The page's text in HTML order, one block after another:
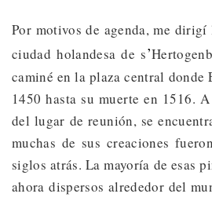
Por motivos de agenda, me dirigí
ciudad holandesa de s’
caminé en la plaza central
1450 hasta su muerte en 1516.
del lugar de reunión, se
muchas de sus creaciones
siglos atrás. La mayoría de esas
ahora dispersos alrededor del